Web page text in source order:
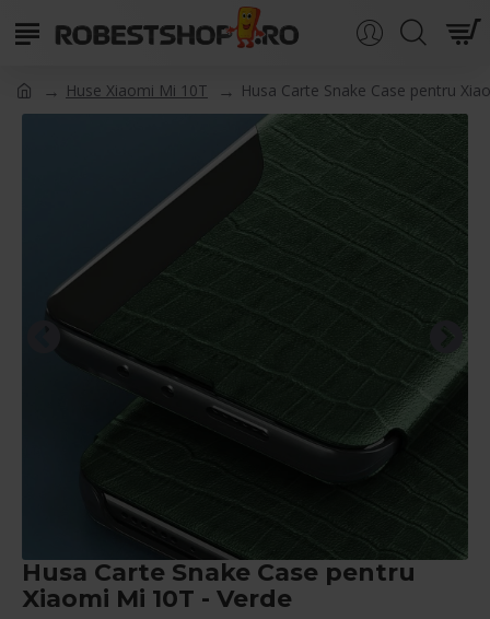
Huse Xiaomi Mi 10T Husa Carte Snake Case pentru
Husa Carte Snake Case pentru
Xiaomi Mi 10T - Verde